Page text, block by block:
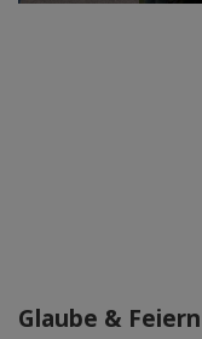
Glaube & Feiern